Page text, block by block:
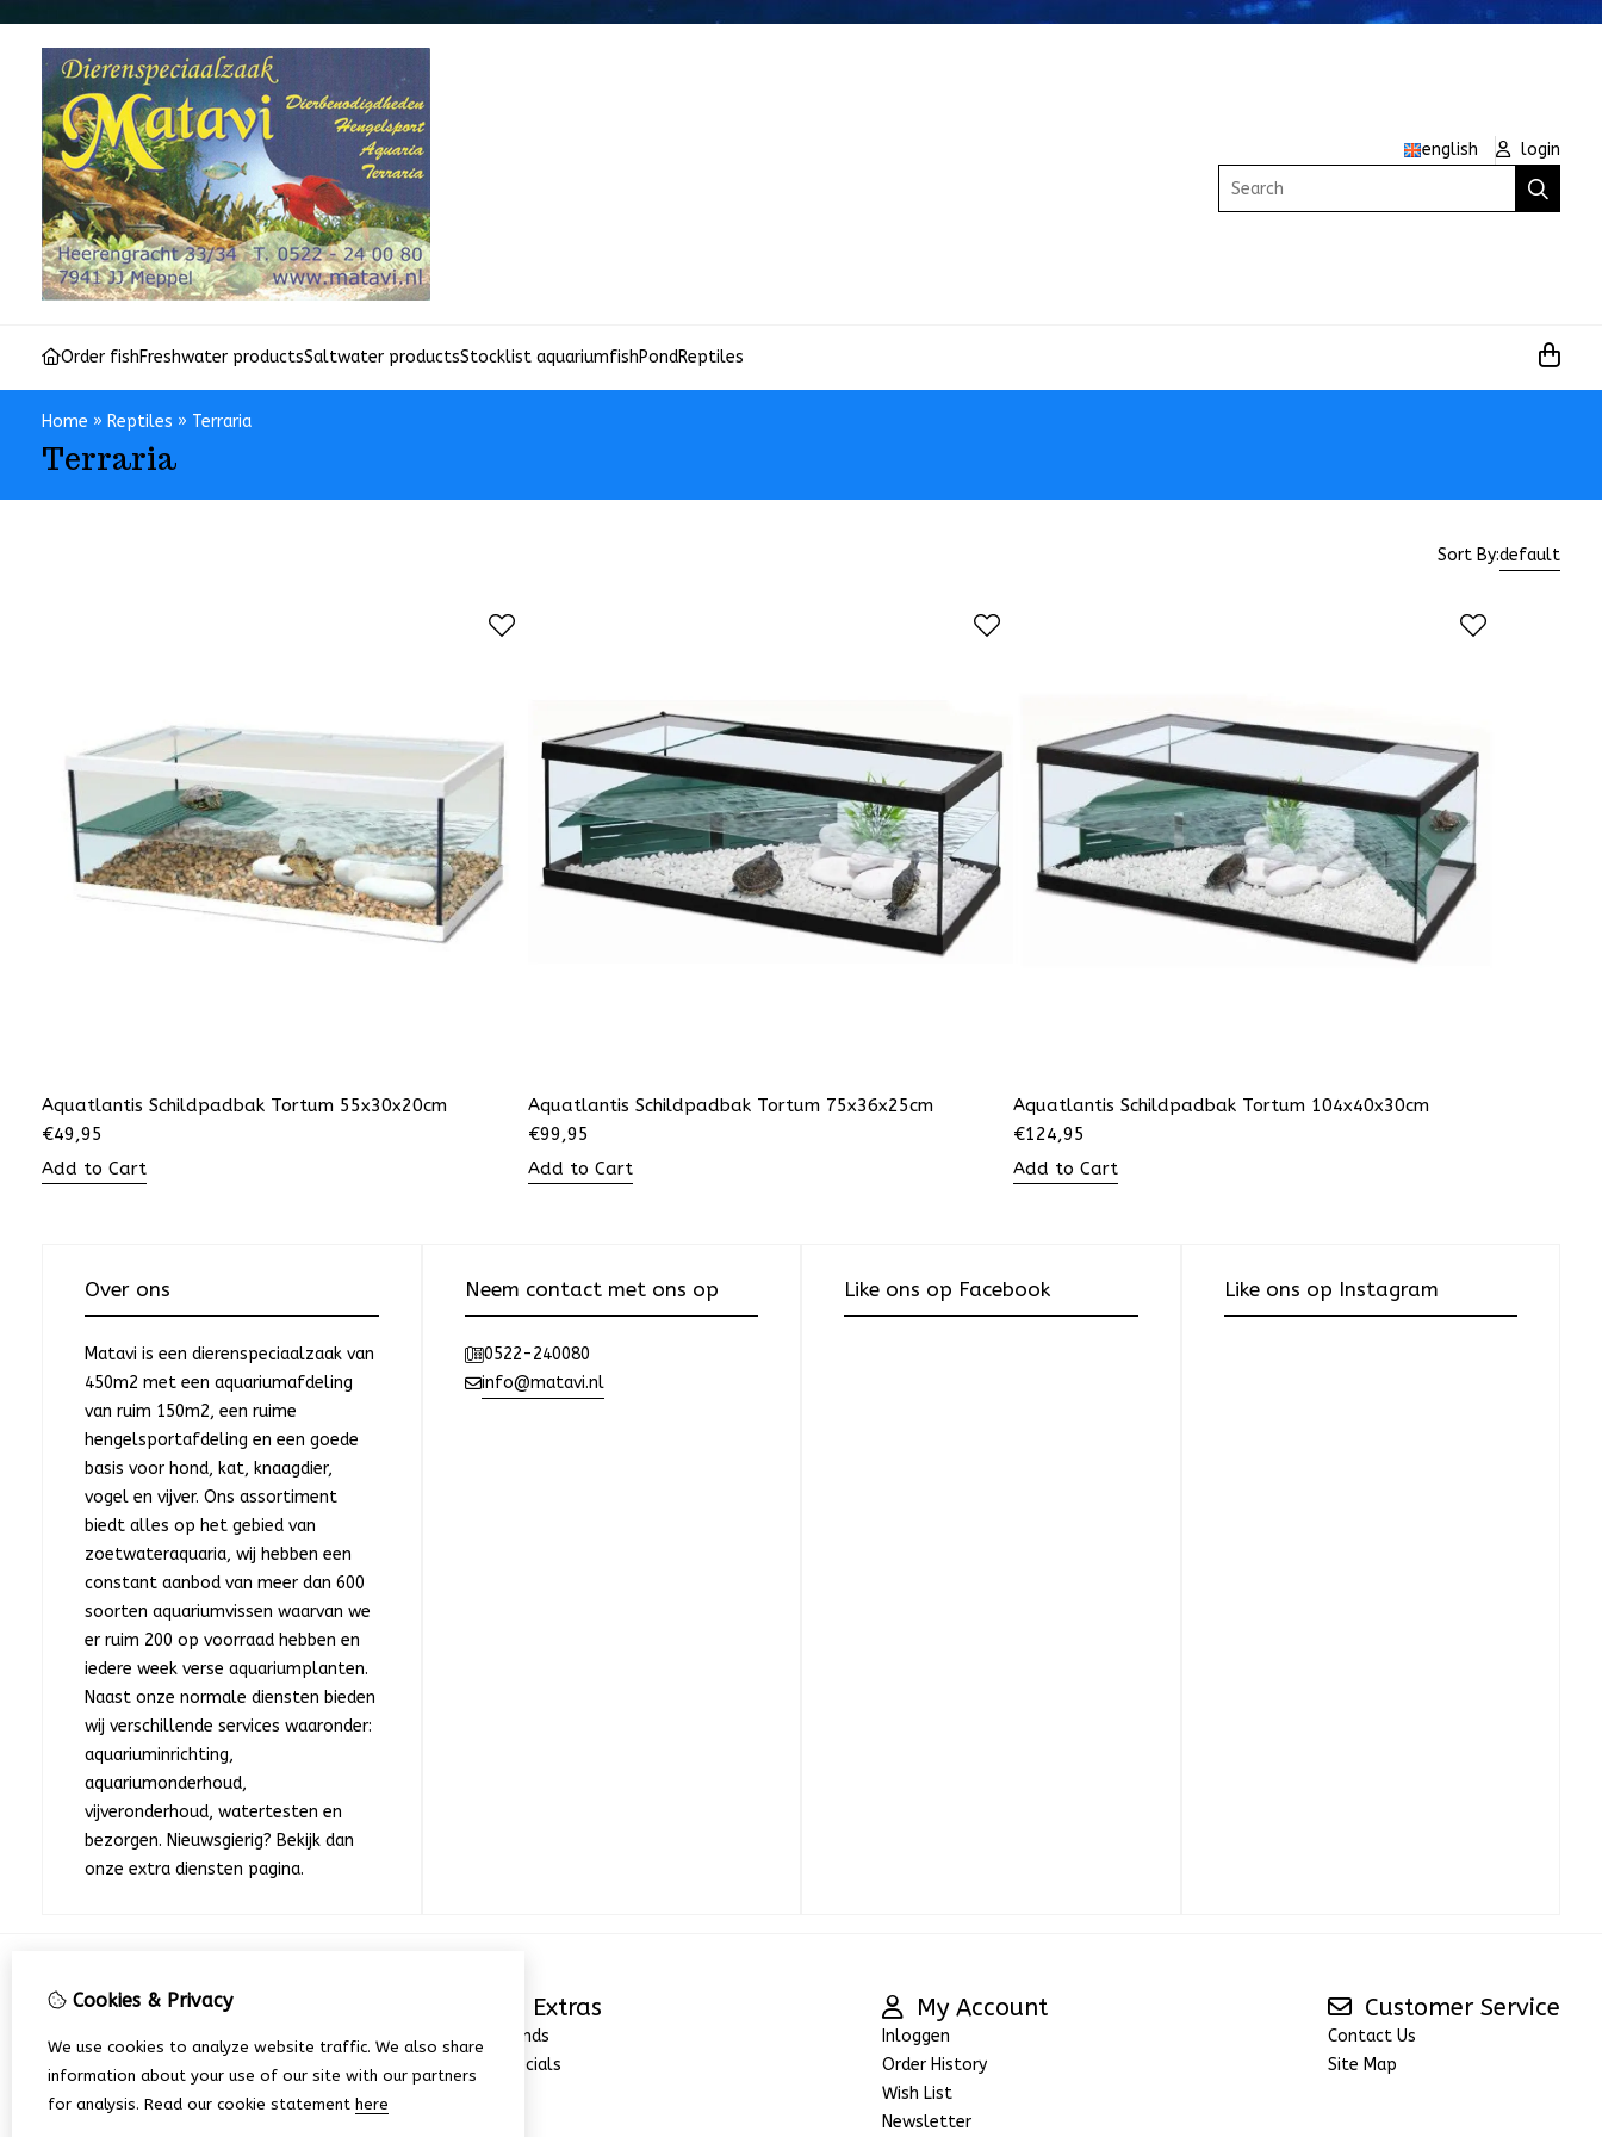
english
login
Search
Order fishFreshwater productsSaltwater productsStocklist aquariumfishPondReptiles
Home » Reptiles » Terraria
Terraria
Sort By:default
Aquatlantis Schildpadbak Tortum 55x30x20cm
€49,95
Add to Cart
Aquatlantis Schildpadbak Tortum 75x36x25cm
€99,95
Add to Cart
Aquatlantis Schildpadbak Tortum 104x40x30cm
€124,95
Add to Cart
Over ons
Matavi is een dierenspeciaalzaak van
450m2 met een aquariumafdeling
van ruim 150m2, een ruime
hengelsportafdeling en een goede
basis voor hond, kat, knaagdier,
vogel en vijver. Ons assortiment
biedt alles op het gebied van
zoetwateraquaria, wij hebben een
constant aanbod van meer dan 600
soorten aquariumvissen waarvan we
er ruim 200 op voorraad hebben en
iedere week verse aquariumplanten.
Naast onze normale diensten bieden
wij verschillende services waaronder:
aquariuminrichting,
aquariumonderhoud,
vijveronderhoud, watertesten en
bezorgen. Nieuwsgierig? Bekijk dan
onze extra diensten pagina.
Neem contact met ons op
0522-240080
info@matavi.nl
Like ons op Facebook Like ons op Instagram
Information
Opening hours
Terms and Conditions
About us
Extras
Brands
Specials
My Account
Inloggen
Order History
Wish List
Newsletter
Customer Service
Contact Us
Site Map
Cookies & Privacy
We use cookies to analyze website traffic. We also share
information about your use of our site with our partners
for analysis. Read our cookie statement here